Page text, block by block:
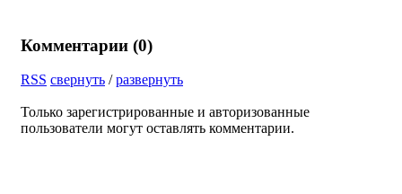
Комментарии (0)
RSS свернуть /развернуть
Только зарегистрированные и авторизованные
пользователи могут оставлять комментарии.